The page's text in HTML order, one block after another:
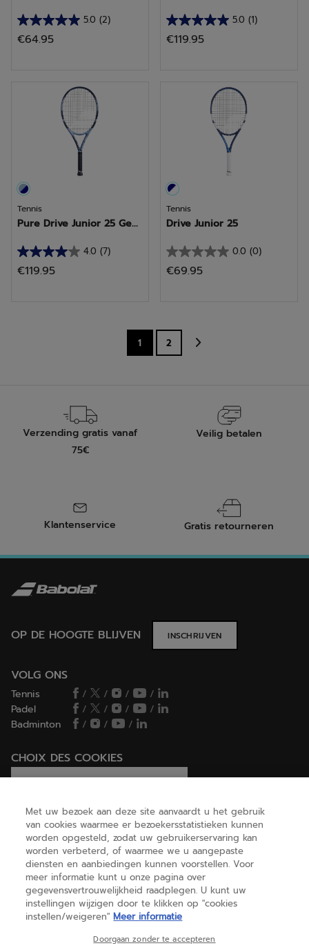
5.0 (2)
5.0
van
beoordelingen
€64.95
5.0 (1)
5.0
van
beoordeling
€119.95
Tennis
Pure Drive Junior 25 Ge...
4.0 (7)
4.0
van
€119.95
Tennis
Drive Junior 25
0.0 (0)
0.0
van
sterren.
€69.95
1 2
Verzending gratis vanaf
75€
Veilig betalen
Klantenservice Gratis retourneren
OP DE HOOGTE BLIJVEN INSCHRIJVEN
VOLG ONS
Tennis / / /
/
Padel
/ / /
/
Badminton
/ / /
CHOIX DES COOKIES
HELP
OVER ONS
(nederlands)
Met uw bezoek aan deze site aanvaardt u het gebruik
van cookies waarmee er bezoekersstatistieken kunnen
worden opgesteld, zodat uw gebruikerservaring kan
worden verbeterd, of waarmee we u aangepaste
diensten en aanbiedingen kunnen voorstellen. Voor
meer informatie kunt u onze pagina over
gegevensvertrouwelijkheid raadplegen. U kunt uw
instellingen wijzigen door te klikken op "cookies
instellen/weigeren" Meer informatie
Doorgaan zonder te accepteren